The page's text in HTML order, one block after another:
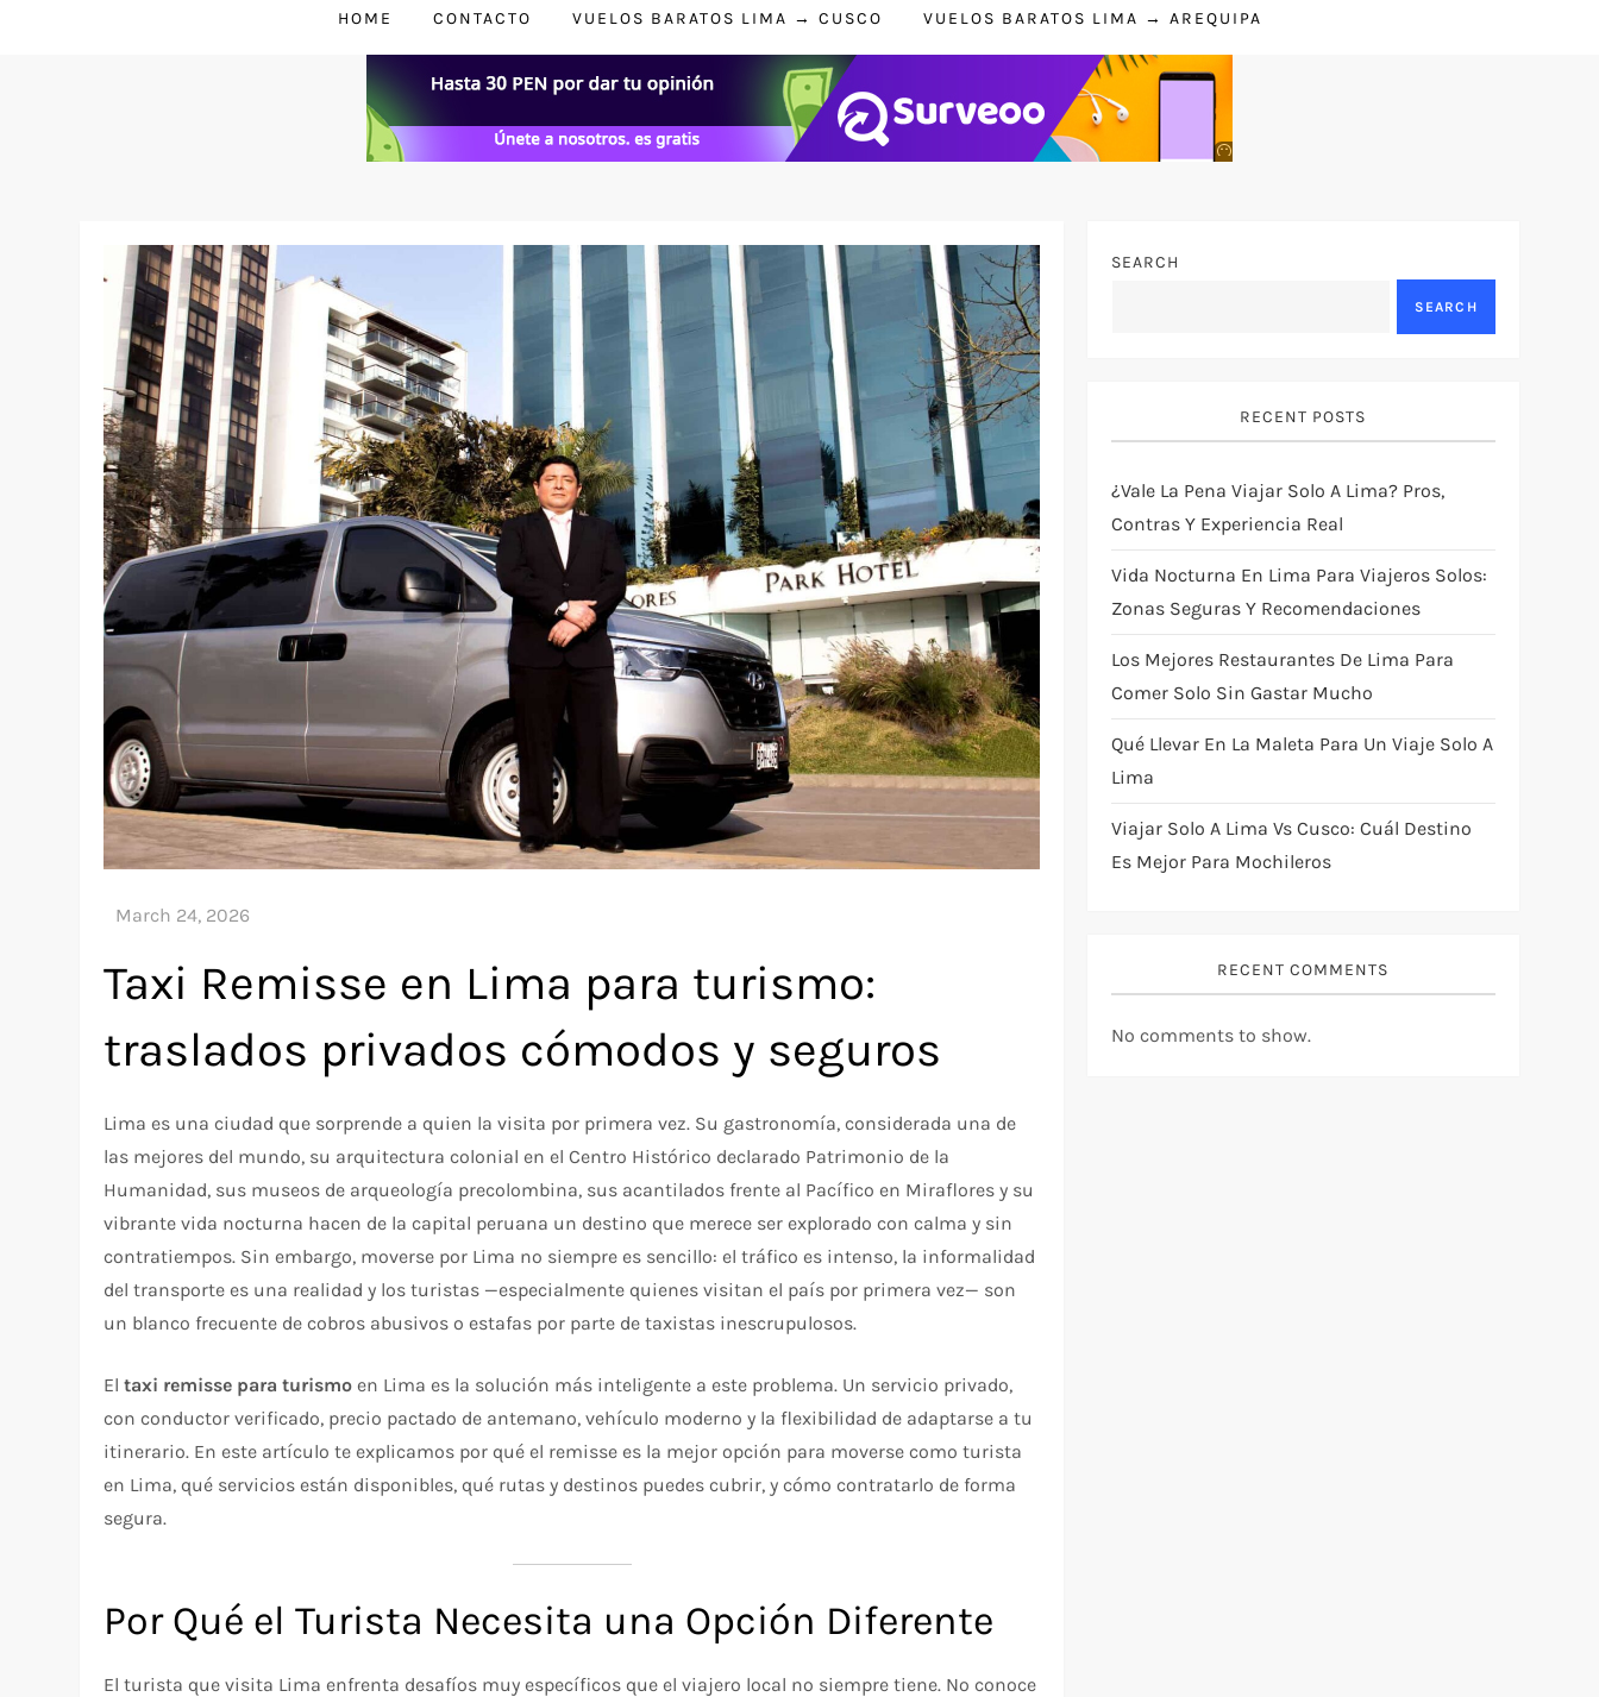
HOME CONTACTO VUELOS BARATOS LIMA → CUSCO VUELOS BARATOS LIMA → AREQUIPA
Taxi Remisse en Lima para turismo:
traslados privados cómodos y seguros
Lima es una ciudad que sorprende a quien la visita por primera vez. Su gastronomía, considerada una de
las mejores del mundo, su arquitectura colonial en el Centro Histórico declarado Patrimonio de la
Humanidad, sus museos de arqueología precolombina, sus acantilados frente al Pacífico en Miraflores y su
vibrante vida nocturna hacen de la capital peruana un destino que merece ser explorado con calma y sin
contratiempos. Sin embargo, moverse por Lima no siempre es sencillo: el tráfico es intenso, la informalidad
del transporte es una realidad y los turistas —especialmente quienes visitan el país por primera vez— son
un blanco frecuente de cobros abusivos o estafas por parte de taxistas inescrupulosos.
Eltaxi remisse para turismo en Lima es la solución más inteligente a este problema. Un servicio privado,
con conductor verificado, precio pactado de antemano, vehículo moderno y la flexibilidad de adaptarse a tu
itinerario. En este artículo te explicamos por qué el remisse es la mejor opción para moverse como turista
en Lima, qué servicios están disponibles, qué rutas y destinos puedes cubrir, y cómo contratarlo de forma
segura.
Por Qué el Turista Necesita una Opción Diferente
El turista que visita Lima enfrenta desafíos muy específicos que el viajero local no siempre tiene. No conoce
SEARCH
SEARCH
RECENT POSTS
¿Vale La Pena Viajar Solo A Lima? Pros,
Contras Y Experiencia Real
Vida Nocturna En Lima Para Viajeros Solos:
Zonas Seguras Y Recomendaciones
Los Mejores Restaurantes De Lima Para
Comer Solo Sin Gastar Mucho
Qué Llevar En La Maleta Para Un Viaje Solo A
Lima
Viajar Solo A Lima Vs Cusco: Cuál Destino
Es Mejor Para Mochileros
RECENT COMMENTS
No comments to show.